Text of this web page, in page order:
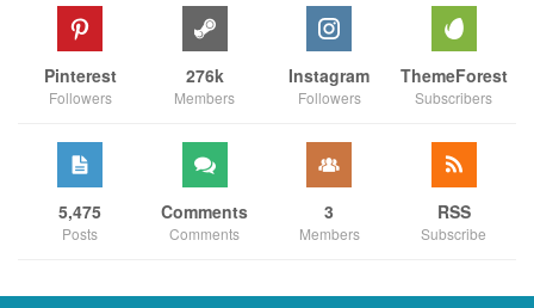
Pinterest
Followers
276k
Members
Instagram
Followers
ThemeForest
Subscribers
5,475
Posts
Comments
Comments
3
Members
RSS
Subscribe